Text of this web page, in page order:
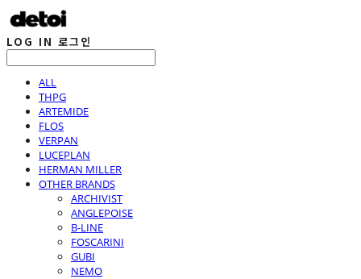
LOG IN 로그인
ALL
THPG
ARTEMIDE
FLOS
VERPAN
LUCEPLAN
HERMAN MILLER
OTHER BRANDS
ARCHIVIST
ANGLEPOISE
B-LINE
FOSCARINI
GUBI
NEMO